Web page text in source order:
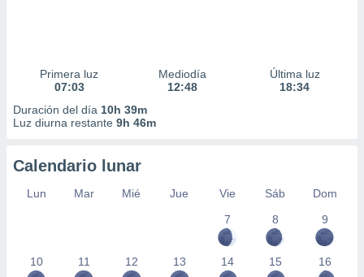
Primera luz
07:03
Mediodía
12:48
Última luz
18:34
Duración del día 10h 39m
Luz diurna restante 9h 46m
Calendario lunar
Lun Mar Mié Jue Vie Sáb
Dom
7
8 9
10 11 12 13 14 15 16